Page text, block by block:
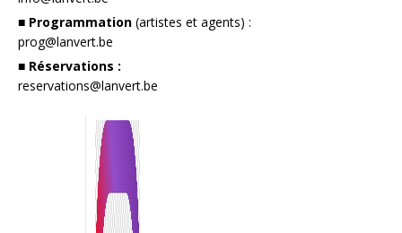
■ Programmation (artistes et agents) :
prog@lanvert.be
■ Réservations :
reservations@lanvert.be